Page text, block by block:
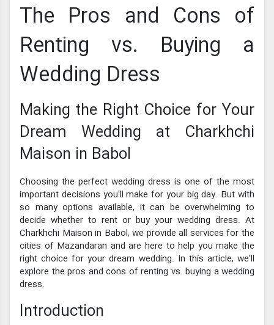
The Pros and Cons of
Renting vs. Buying a
Wedding Dress
Making the Right Choice for Your
Dream Wedding at Charkhchi
Maison in Babol
Choosing the perfect wedding dress is one of the most
important decisions you'll make for your big day. But with
so many options available, it can be overwhelming to
decide whether to rent or buy your wedding dress. At
Charkhchi Maison in Babol, we provide all services for the
cities of Mazandaran and are here to help you make the
right choice for your dream wedding. In this article, we'll
explore the pros and cons of renting vs. buying a wedding
dress.
Introduction